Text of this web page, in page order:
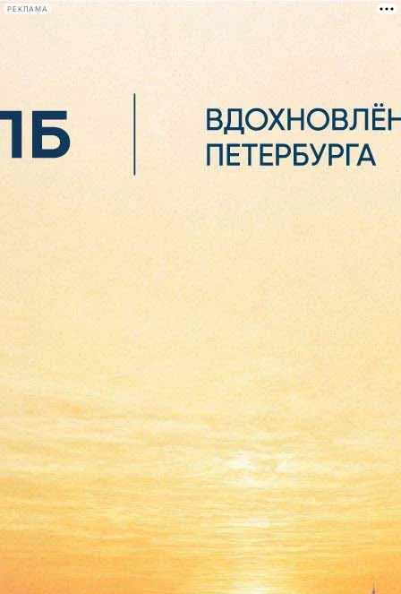
РЕКЛАМА
Сегодня:
«Газпром Арену» накроет
Коржом. Брать стадион после
Rammstein и Шнурова будет
любимец молодежи
Версия для печати